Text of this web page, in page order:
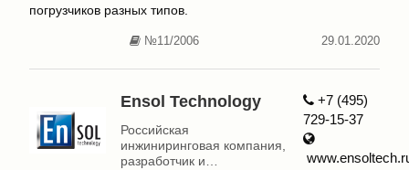
погрузчиков разных типов.
№11/2006 29.01.2020
Ensol Technology
Российская
инжиниринговая компания,
разработчик и
+7 (495)
729-15-37